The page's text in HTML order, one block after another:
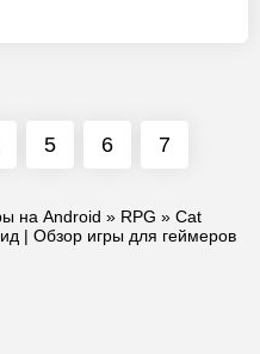
5 6 7
на Android » RPG » Cat
| Обзор игры для геймеров